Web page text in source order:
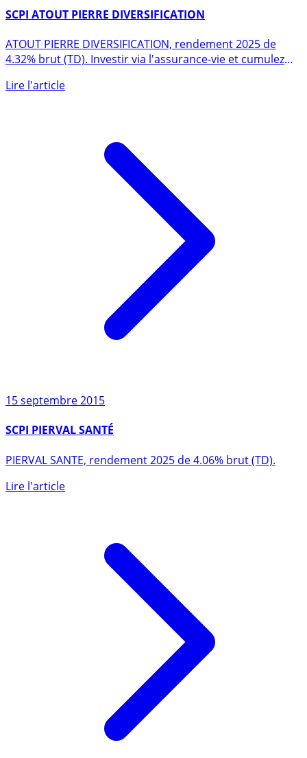
15 septembre 2015
SCPI ATOUT PIERRE DIVERSIFICATION
4.32% brut (TD). Investir via l'assurance-vie et cumulez
15 septembre 2015
SCPI PIERVAL SANTÉ
PIERVAL SANTE, rendement 2025 de 4.06% brut (TD).